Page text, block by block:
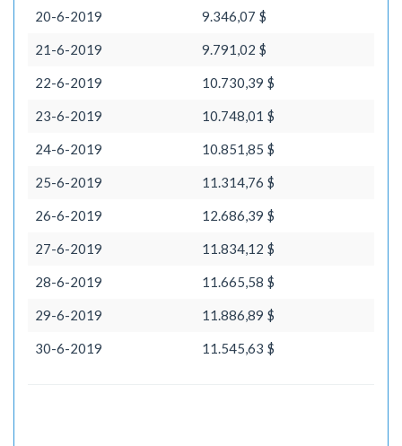
20-6-2019 9.346,07 $
21-6-2019 9.791,02 $
22-6-2019 10.730,39 $
23-6-2019 10.748,01 $
24-6-2019 10.851,85 $
25-6-2019 11.314,76 $
26-6-2019 12.686,39 $
27-6-2019 11.834,12 $
28-6-2019 11.665,58 $
29-6-2019 11.886,89 $
30-6-2019 11.545,63 $